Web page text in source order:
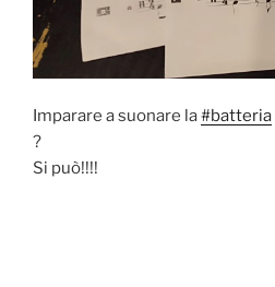
Imparare a suonare la#batteria
?
Si può!!!!